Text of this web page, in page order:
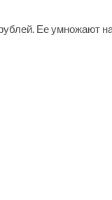
Ее умножают